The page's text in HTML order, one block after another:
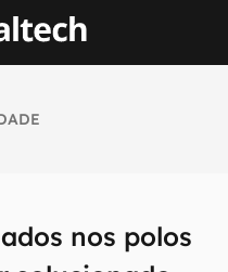
nos polos
em primeira